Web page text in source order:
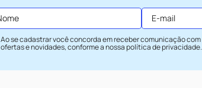
Ao se cadastrar você concorda em receber comunicação com
ofertas e novidades, conforme a nossapolítica de privacidade.